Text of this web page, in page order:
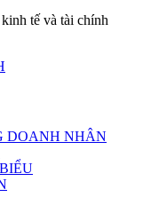
tế và tài chính
DOANH NHÂN